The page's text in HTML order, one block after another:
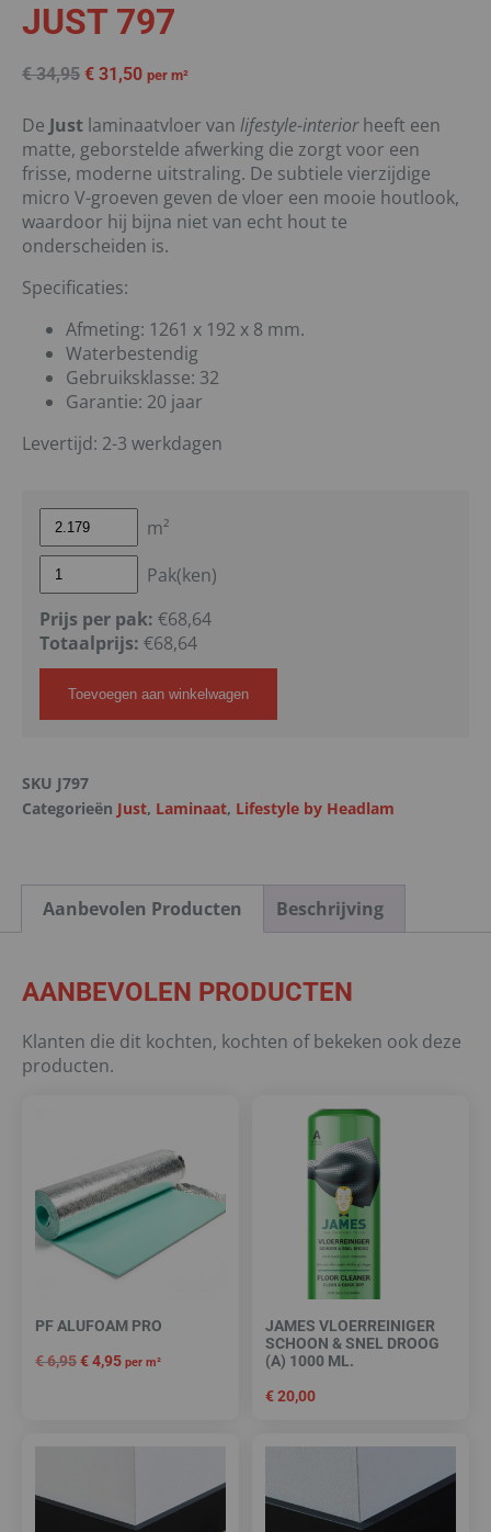
JUST 797
€34,95 € 31,50 per m²
De Just laminaatvloer van lifestyle-interiorheeft een
matte, geborstelde afwerking die zorgt voor een
frisse, moderne uitstraling. De subtiele vierzijdige
micro V-groeven geven de vloer een mooie houtlook,
waardoor hij bijna niet van echt hout te
onderscheiden is.
Specificaties:
Afmeting: 1261 x 192 x 8 mm.
Waterbestendig
Gebruiksklasse: 32
Garantie: 20 jaar
Levertijd: 2-3 werkdagen
m²
Pak(ken)
Prijs per pak: €68,64
Totaalprijs: €68,64
Toevoegen aan winkelwagen
SKU J797
Categorieën Just, Laminaat, Lifestyle by Headlam
Aanbevolen Producten Beschrijving
AANBEVOLEN PRODUCTEN
Klanten die dit kochten, kochten of bekeken ook deze
producten.
PF ALUFOAM PRO
€6,95€4,95 per m²
JAMES VLOERREINIGER
SCHOON & SNEL DROOG
(A) 1000 ML.
€20,00